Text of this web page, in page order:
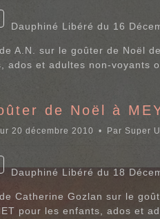
Dauphiné Libéré du 16
A.N. sur le goûter de Noël
ados et adultes non-voyants
de Noël à
20 décembre 2010 Par Super
Dauphiné Libéré du 18
Catherine Gozlan sur le
pour les enfants, ados et